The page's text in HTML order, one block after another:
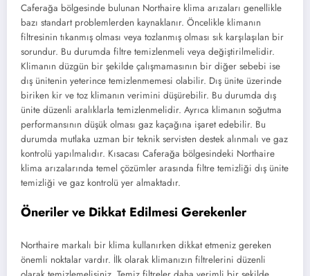
Caferağa bölgesinde bulunan Northaire klima arızaları genellikle
bazı standart problemlerden kaynaklanır. Öncelikle klimanın
filtresinin tıkanmış olması veya tozlanmış olması sık karşılaşılan bir
sorundur. Bu durumda filtre temizlenmeli veya değiştirilmelidir.
Klimanın düzgün bir şekilde çalışmamasının bir diğer sebebi ise
dış ünitenin yeterince temizlenmemesi olabilir. Dış ünite üzerinde
biriken kir ve toz klimanın verimini düşürebilir. Bu durumda dış
ünite düzenli aralıklarla temizlenmelidir. Ayrıca klimanın soğutma
performansının düşük olması gaz kaçağına işaret edebilir. Bu
durumda mutlaka uzman bir teknik servisten destek alınmalı ve gaz
kontrolü yapılmalıdır. Kısacası Caferağa bölgesindeki Northaire
klima arızalarında temel çözümler arasında filtre temizliği dış ünite
temizliği ve gaz kontrolü yer almaktadır.
Öneriler ve Dikkat Edilmesi Gerekenler
Northaire markalı bir klima kullanırken dikkat etmeniz gereken
önemli noktalar vardır. İlk olarak klimanızın filtrelerini düzenli